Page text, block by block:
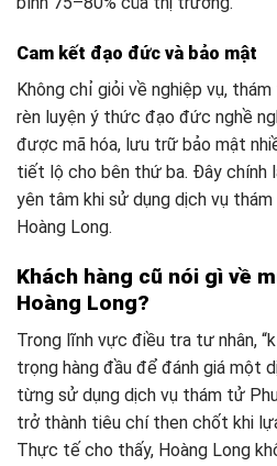
Cam kết đạo đức và bảo mật
Không chỉ giỏi về nghiệp vụ,
rèn luyện ý thức đạo đức nghề
được mã hóa, lưu trữ bảo mật
tiết lộ cho bên thứ ba. Đây chính
yên tâm khi sử dụng dịch vụ
Hoàng Long.
Khách hàng cũ nói gì về
Hoàng Long?
Trong lĩnh vực điều tra tư nhân,
trọng hàng đầu để đánh giá một
từng sử dụng dịch vụ thám tử
trở thành tiêu chí then chốt khi
Thực tế cho thấy, Hoàng Long